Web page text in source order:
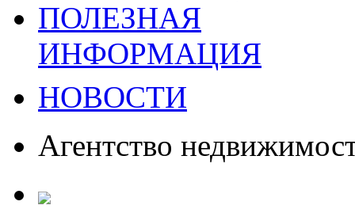
ПОЛЕЗНАЯ
ИНФОРМАЦИЯ
НОВОСТИ
Агентство